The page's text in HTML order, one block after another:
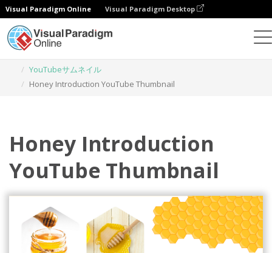
Visual Paradigm Online Visual Paradigm Desktop
YouTubeサムネイル
Honey Introduction YouTube Thumbnail
Honey Introduction
YouTube Thumbnail